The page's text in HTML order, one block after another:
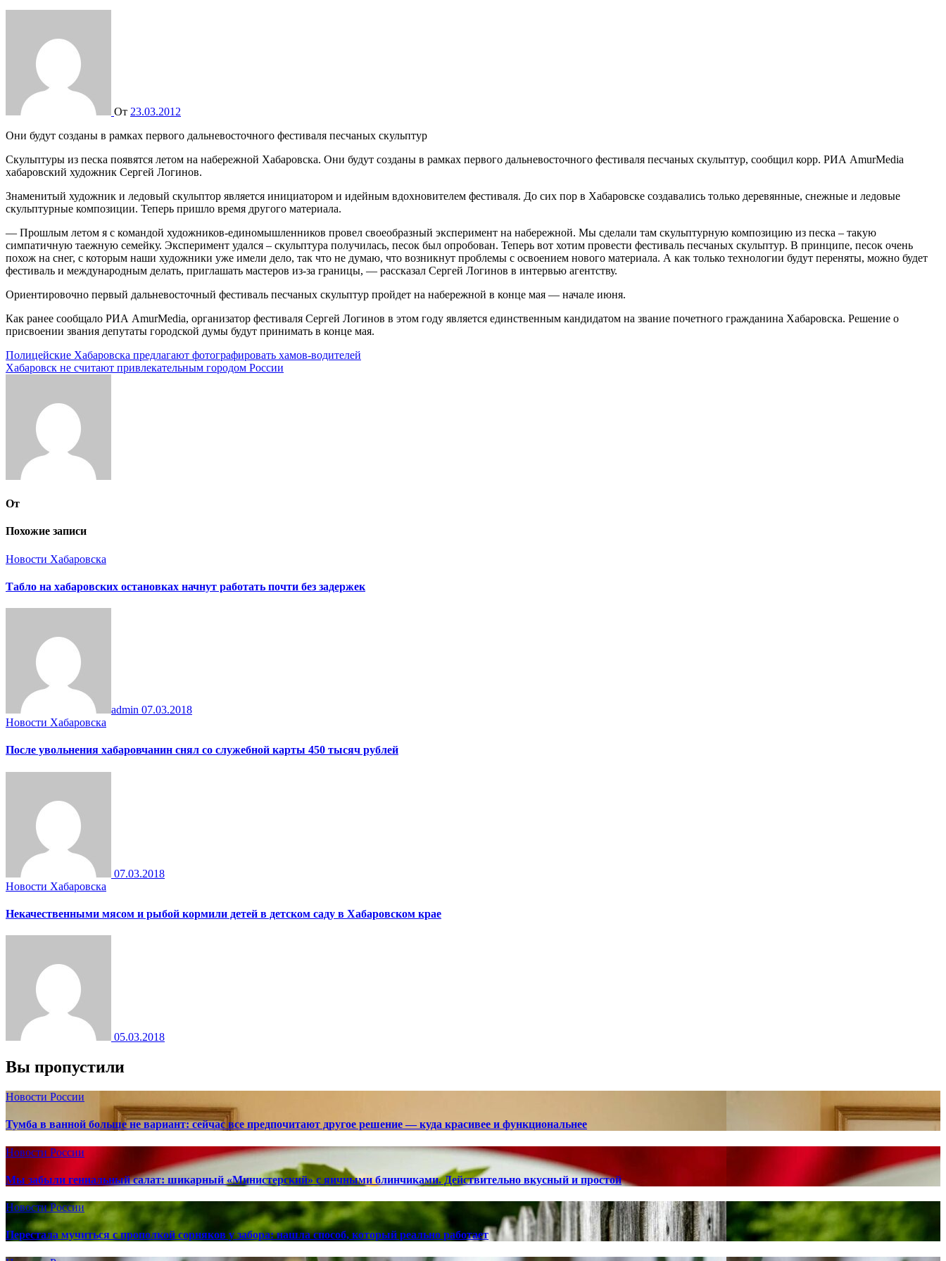
От 23.03.2012
Они будут созданы в рамках первого дальневосточного фестиваля песчаных скульптур
Скульптуры из песка появятся летом на набережной Хабаровска. Они будут созданы в рамках первого дальневосточного фестиваля песчаных скульптур, сообщил корр. РИА AmurMedia
хабаровский художник Сергей Логинов.
Знаменитый художник и ледовый скульптор является инициатором и идейным вдохновителем фестиваля. До сих пор в Хабаровске создавались только деревянные, снежные и ледовые
скульптурные композиции. Теперь пришло время другого материала.
— Прошлым летом я с командой художников-единомышленников провел своеобразный эксперимент на набережной. Мы сделали там скульптурную композицию из песка – такую
симпатичную таежную семейку. Эксперимент удался – скульптура получилась, песок был опробован. Теперь вот хотим провести фестиваль песчаных скульптур. В принципе, песок очень
похож на снег, с которым наши художники уже имели дело, так что не думаю, что возникнут проблемы с освоением нового материала. А как только технологии будут переняты, можно будет
фестиваль и международным делать, приглашать мастеров из-за границы, — рассказал Сергей Логинов в интервью агентству.
Ориентировочно первый дальневосточный фестиваль песчаных скульптур пройдет на набережной в конце мая — начале июня.
Как ранее сообщало РИА AmurMedia, организатор фестиваля Сергей Логинов в этом году является единственным кандидатом на звание почетного гражданина Хабаровска. Решение о
присвоении звания депутаты городской думы будут принимать в конце мая.
Навигация
по
Полицейские Хабаровска предлагают фотографировать хамов-водителей
Хабаровск не считают привлекательным городом России
От
Похожие записи
Новости Хабаровска
Табло на хабаровских остановках начнут работать почти без задержек
admin 07.03.2018
Новости Хабаровска
После увольнения хабаровчанин снял со служебной карты 450 тысяч рублей
07.03.2018
Новости Хабаровска
Некачественными мясом и рыбой кормили детей в детском саду в Хабаровском крае
05.03.2018
Вы пропустили
Новости России
Тумба в ванной больше не вариант: сейчас все предпочитают другое решение — куда красивее и функциональнее
Новости России
Мы забыли гениальный салат: шикарный «Министерский» с яичными блинчиками. Действительно вкусный и простой
Новости России
Перестала мучиться с прополкой сорняков у забора: нашла способ, который реально работает